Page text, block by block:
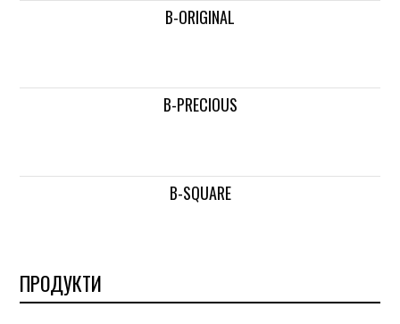
B-ORIGINAL
B-PRECIOUS
B-SQUARE
ПРОДУКТИ